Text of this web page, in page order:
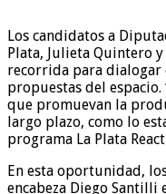
Los candidatos a
Plata, Julieta Quintero
recorrida para dialogar
propuestas del
que promuevan la
largo plazo, como lo
programa La Plata
En esta oportunidad,
encabeza Diego Santilli